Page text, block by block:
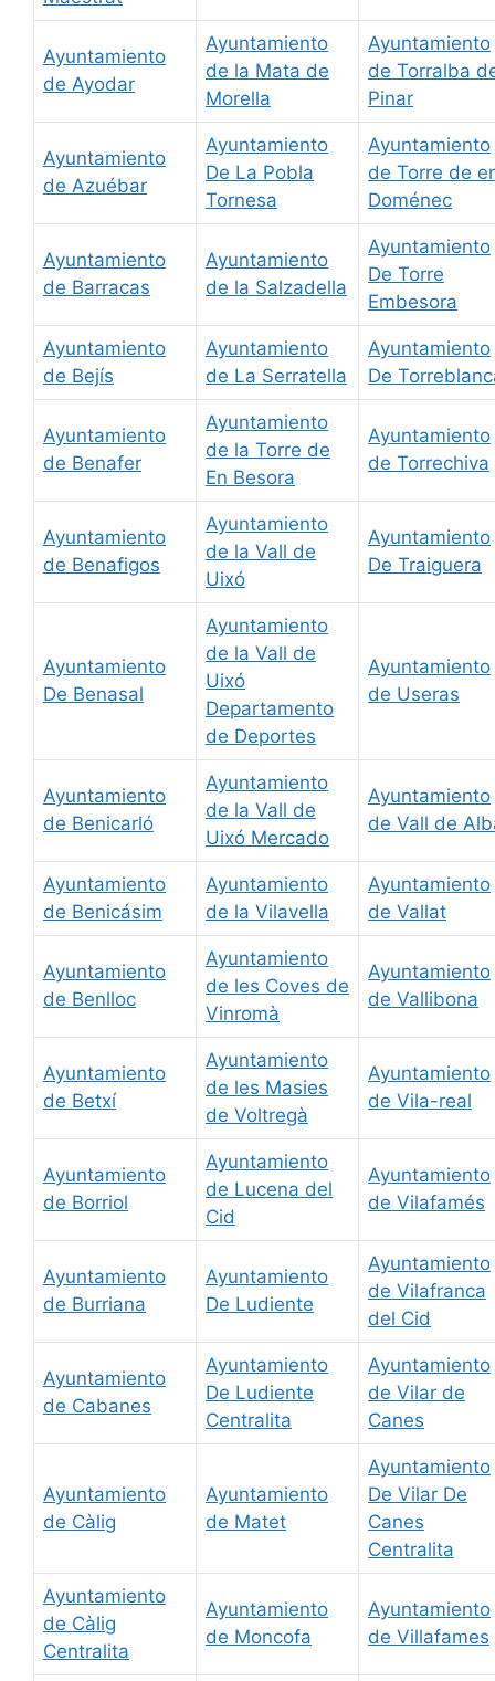
Ayuntamiento
de Ayodar
Ayuntamiento
de la Mata de
Morella
Ayuntamiento
de Torralba
Pinar
Ayuntamiento
de Azuébar
Ayuntamiento
De La Pobla
Tornesa
Ayuntamiento
de Torre de
Doménec
Ayuntamiento
de Barracas
Ayuntamiento
de la Salzadella
Ayuntamiento
De Torre
Embesora
Ayuntamiento
de Bejís
Ayuntamiento
de La Serratella
Ayuntamiento
De
Ayuntamiento
de Benafer
Ayuntamiento
de la Torre de
En Besora
Ayuntamiento
de Torrechiva
Ayuntamiento
de Benafigos
Ayuntamiento
de la Vall de
Uixó
Ayuntamiento
De Traiguera
Ayuntamiento
De Benasal
Ayuntamiento
de la Vall de
Uixó
Departamento
de Deportes
Ayuntamiento
de Useras
Ayuntamiento
de Benicarló
Ayuntamiento
de la Vall de
Uixó Mercado
Ayuntamiento
de Vall de
Ayuntamiento
de Benicásim
Ayuntamiento
de la Vilavella
Ayuntamiento
de Vallat
Ayuntamiento
de Benlloc
Ayuntamiento
de les Coves de
Vinromà
Ayuntamiento
de Vallibona
Ayuntamiento
de Betxí
Ayuntamiento
de les Masies
de Voltregà
Ayuntamiento
de Vila-real
Ayuntamiento
de Borriol
Ayuntamiento
de Lucena del
Cid
Ayuntamiento
de Vilafamés
Ayuntamiento
de Burriana
Ayuntamiento
De Ludiente
Ayuntamiento
de Vilafranca
del Cid
Ayuntamiento
de Cabanes
Ayuntamiento
De Ludiente
Centralita
Ayuntamiento
de Vilar de
Canes
Ayuntamiento
de Càlig
Ayuntamiento
de Matet
Ayuntamiento
De Vilar De
Canes
Centralita
Ayuntamiento
de Càlig
Centralita
Ayuntamiento
de Moncofa
Ayuntamiento
de Villafames